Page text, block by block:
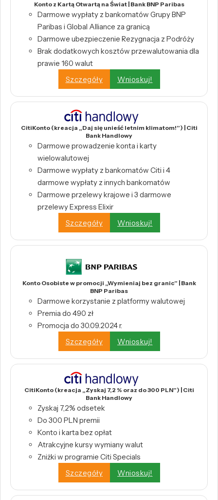
Konto z Kartą Otwartą na Świat | Bank BNP Paribas
Darmowe wypłaty z bankomatów Grupy BNP
Paribas i Global Alliance za granicą
Darmowe ubezpieczenie Rezygnacja z Podróży
Brak dodatkowych kosztów przewalutowania dla
prawie 160 walut
Szczegóły
Wnioskuj!
CitiKonto (kreacja „Daj się unieść letnim klimatom!”) | Citi
Bank Handlowy
Darmowe prowadzenie konta i karty
wielowalutowej
Darmowe wypłaty z bankomatów Citi i 4
darmowe wypłaty z innych bankomatów
Darmowe przelewy krajowe i 3 darmowe
przelewy Express Elixir
Szczegóły
Wnioskuj!
Konto Osobiste w promocji „Wymieniaj bez granic” | Bank
BNP Paribas
Darmowe korzystanie z platformy walutowej
Premia do 490 zł
Promocja do 30.09.2024 r.
Szczegóły
Wnioskuj!
CitiKonto (kreacja „Zyskaj 7,2 % oraz do 300 PLN”) | Citi
Bank Handlowy
Zyskaj 7,2% odsetek
Do 300 PLN premii
Konto i karta bez opłat
Atrakcyjne kursy wymiany walut
Zniżki w programie Citi Specials
Szczegóły
Wnioskuj!